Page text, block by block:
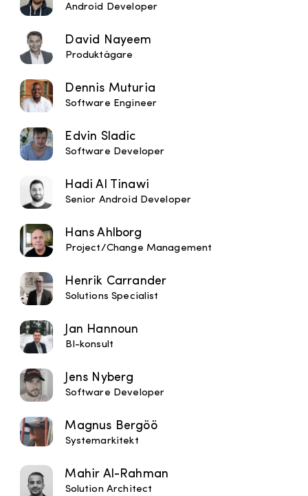
Android Developer
David Nayeem
Produktägare
Dennis Muturia
Software Engineer
Edvin Sladic
Software Developer
Hadi Al Tinawi
Senior Android Developer
Hans Ahlborg
Project/Change Management
Henrik Carrander
Solutions Specialist
Jan Hannoun
BI-konsult
Jens Nyberg
Software Developer
Magnus Bergöö
Systemarkitekt
Mahir Al-Rahman
Solution Architect